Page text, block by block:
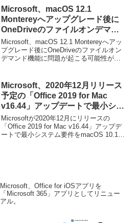
Microsoft、macOS 12.1
Montereyへアップグレード後に
OneDriveのファイルオンデマン
ド機能に問題が起こる可能性があ
るとして対処法を公開。
Microsoft、macOS 12.1 Montereyへアッ
プグレード後にOneDriveのファイルオン
デマンド機能に問題が起こる可能性があ
Microsoft、2020年12月リリース
予定の「Office 2019 for Mac
v16.44」アップデートで最小シス
テム要件をmacOS 10.14 Mojave
以上に引き上げ。
Microsoftが2020年12月にリリースの
「Office 2019 for Mac v16.44」アップデ
ートで最小システム要件をmacOS 10.14
Microsoft、Office for iOSアプリを
「Microsoft 365」アプリとしてリニュー
アル。